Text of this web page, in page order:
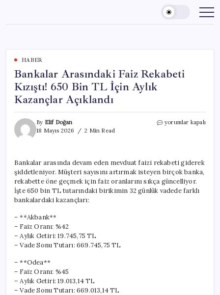
content
HABER
Bankalar Arasındaki Faiz Rekabeti
Kızıştı! 650 Bin TL İçin Aylık
Kazançlar Açıklandı
By Elif Doğan
18 Mayıs 2026
2 Min Read
Bankalar
650
Bin
TL
İçin
yorumlar kapalı
Bankalar arasında devam eden mevduat faizi rekabeti giderek
şiddetleniyor. Müşteri sayısını artırmak isteyen birçok banka,
rekabette öne geçmek için faiz oranlarını sıkça güncelliyor.
İşte 650 bin TL tutarındaki birikimin 32 günlük vadede farklı
bankalardaki kazançları:
– **Akbank**
– Faiz Oranı: %42
– Aylık Getiri: 19.745,75 TL
– Vade Sonu Tutarı: 669.745,75 TL
– **Odea**
– Faiz Oranı: %45
– Aylık Getiri: 19.013,14 TL
– Vade Sonu Tutarı: 669.013,14 TL